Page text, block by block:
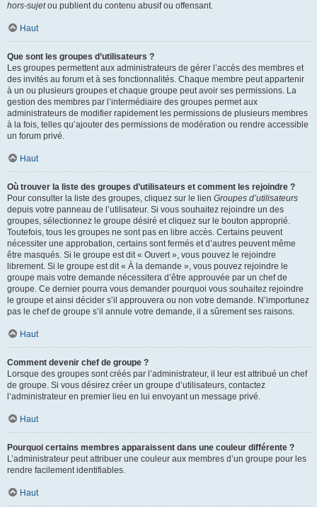
hors-sujetou publient du contenu abusif ou offensant.
Haut
Que sont les groupes d’utilisateurs ?
Les groupes permettent aux administrateurs de gérer l’accès des membres et
des invités au forum et à ses fonctionnalités. Chaque membre peut appartenir
à un ou plusieurs groupes et chaque groupe peut avoir ses permissions. La
gestion des membres par l’intermédiaire des groupes permet aux
administrateurs de modifier rapidement les permissions de plusieurs membres
à la fois, telles qu’ajouter des permissions de modération ou rendre accessible
un forum privé.
Haut
Où trouver la liste des groupes d’utilisateurs et comment les rejoindre ?
Pour consulter la liste des groupes, cliquez sur le lien Groupes d’utilisateurs
depuis votre panneau de l’utilisateur. Si vous souhaitez rejoindre un des
groupes, sélectionnez le groupe désiré et cliquez sur le bouton approprié.
Toutefois, tous les groupes ne sont pas en libre accès. Certains peuvent
nécessiter une approbation, certains sont fermés et d’autres peuvent même
être masqués. Si le groupe est dit « Ouvert », vous pouvez le rejoindre
librement. Si le groupe est dit « À la demande », vous pouvez rejoindre le
groupe mais votre demande nécessitera d’être approuvée par un chef de
groupe. Ce dernier pourra vous demander pourquoi vous souhaitez rejoindre
le groupe et ainsi décider s’il approuvera ou non votre demande. N’importunez
pas le chef de groupe s’il annule votre demande, il a sûrement ses raisons.
Haut
Comment devenir chef de groupe ?
Lorsque des groupes sont créés par l’administrateur, il leur est attribué un chef
de groupe. Si vous désirez créer un groupe d’utilisateurs, contactez
l’administrateur en premier lieu en lui envoyant un message privé.
Haut
Pourquoi certains membres apparaissent dans une couleur différente ?
L’administrateur peut attribuer une couleur aux membres d’un groupe pour les
rendre facilement identifiables.
Haut